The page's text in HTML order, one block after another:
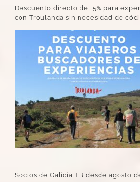
Descuento directo del 5% para
con Troulanda sin necesidad de
Socios de Galicia TB desde agosto